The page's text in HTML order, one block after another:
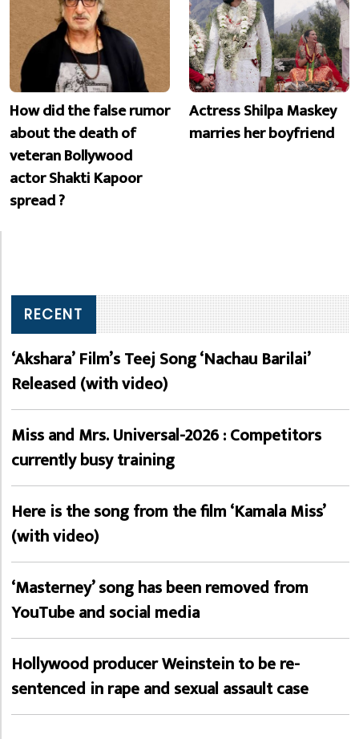
How did the false rumor
about the death of
veteran Bollywood
actor Shakti Kapoor
spread ?
Actress Shilpa Maskey
marries her boyfriend
RECENT
‘Akshara’ Film’s Teej Song ‘Nachau Barilai’
Released (with video)
Miss and Mrs. Universal-2026 : Competitors
currently busy training
Here is the song from the film ‘Kamala Miss’
(with video)
‘Masterney’ song has been removed from
YouTube and social media
Hollywood producer Weinstein to be re-
sentenced in rape and sexual assault case